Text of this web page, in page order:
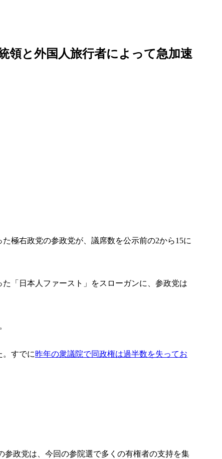
領と外国人旅行者によって急加速
極右政党の参政党が、議席数を公示前の2から15に
「日本人ファースト」をスローガンに、参政党は
。すでに昨年の衆議院で同政権は過半数を失ってお
政党は、今回の参院選で多くの有権者の支持を集